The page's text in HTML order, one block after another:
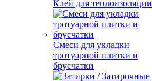
Клей для теплоизоляции
Смеси для укладки
тротуарной плитки и
брусчатки